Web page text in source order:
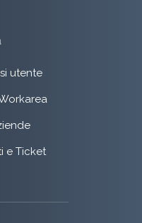
utente
e Ticket